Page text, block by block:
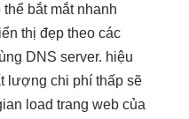
thể bắt mắtnhanh
thị đẹp theo các
DNS server. hiệu
lượng chi phí thấp sẽ
load trang web của